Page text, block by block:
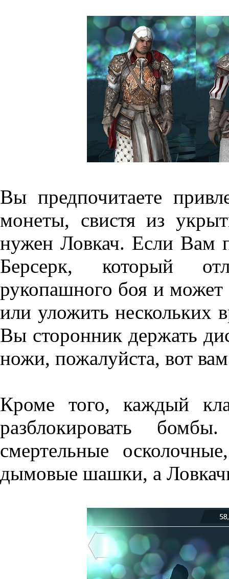
Вы предпочитаете
монеты, свистя из
нужен Ловкач. Если Вам
Берсерк, который
рукопашного боя и
или уложить нескольких
Вы сторонник держать
ножи, пожалуйста, вот
Кроме того, каждый
разблокировать
смертельные
дымовые шашки, а